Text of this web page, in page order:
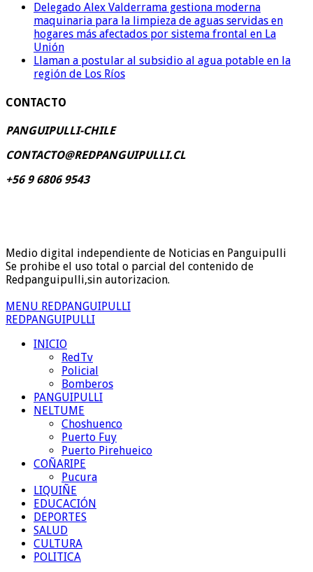
Delegado Alex Valderrama gestiona moderna
maquinaria para la limpieza de aguas servidas en
hogares más afectados por sistema frontal en La
Unión
Llaman a postular al subsidio al agua potable en la
región de Los Ríos
CONTACTO
PANGUIPULLI-CHILE
CONTACTO@REDPANGUIPULLI.CL
+56 9 6806 9543
Medio digital independiente de Noticias en Panguipulli
Se prohibe el uso total o parcial del contenido de
Redpanguipulli,sin autorizacion.
MENU REDPANGUIPULLI
REDPANGUIPULLI
INICIO
RedTv
Policial
Bomberos
PANGUIPULLI
NELTUME
Choshuenco
Puerto Fuy
Puerto Pirehueico
COÑARIPE
Pucura
LIQUIÑE
EDUCACIÓN
DEPORTES
SALUD
CULTURA
POLITICA